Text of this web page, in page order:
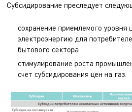
Субсидирование преследует
сохранение приемлемого уровня
электроэнергию для
бытового сектора
стимулирование роста
счет субсидирования цен на газ.